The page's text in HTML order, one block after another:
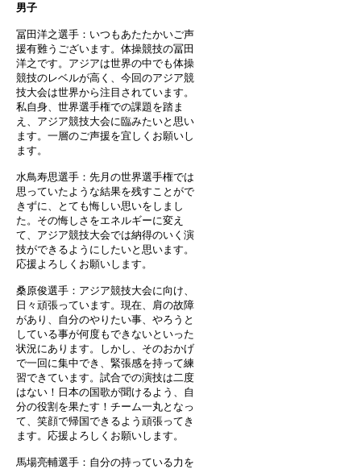
男子
冨田洋之選手：いつもあたたかいご声
援有難うございます。体操競技の冨田
洋之です。アジアは世界の中でも体操
競技のレベルが高く、今回のアジア競
技大会は世界から注目されています。
私自身、世界選手権での課題を踏ま
え、アジア競技大会に臨みたいと思い
ます。一層のご声援を宜しくお願いし
ます。
水鳥寿思選手：先月の世界選手権では
思っていたような結果を残すことがで
きずに、とても悔しい思いをしまし
た。その悔しさをエネルギーに変え
て、アジア競技大会では納得のいく演
技ができるようにしたいと思います。
応援よろしくお願いします。
桑原俊選手：アジア競技大会に向け、
日々頑張っています。現在、肩の故障
があり、自分のやりたい事、やろうと
している事が何度もできないといった
状況にあります。しかし、そのおかげ
で一回に集中でき、緊張感を持って練
習できています。試合での演技は二度
はない！日本の国歌が聞けるよう、自
分の役割を果たす！チーム一丸となっ
て、笑顔で帰国できるよう頑張ってき
ます。応援よろしくお願いします。
馬場亮輔選手：自分の持っている力を